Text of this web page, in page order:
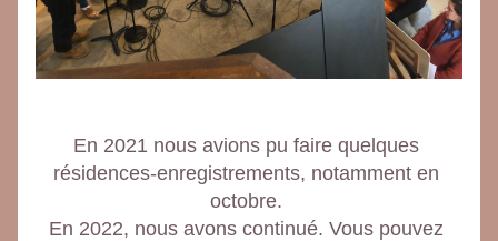
En 2021 nous avions pu faire quelques
résidences-enregistrements, notamment en
octobre.
En 2022, nous avons continué. Vous pouvez